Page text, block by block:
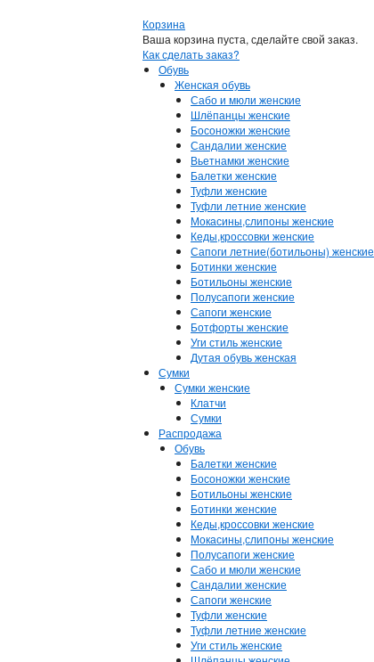
Корзина
Ваша корзина пуста, сделайте свой заказ.
Как сделать заказ?
Обувь
Женская обувь
Сабо и мюли женские
Шлёпанцы женские
Босоножки женские
Сандалии женские
Вьетнамки женские
Балетки женские
Туфли женские
Туфли летние женские
Мокасины,слипоны женские
Кеды,кроссовки женские
Сапоги летние(ботильоны) женские
Ботинки женские
Ботильоны женские
Полусапоги женские
Сапоги женские
Ботфорты женские
Уги стиль женские
Дутая обувь женская
Сумки
Сумки женские
Клатчи
Сумки
Распродажа
Обувь
Балетки женские
Босоножки женские
Ботильоны женские
Ботинки женские
Кеды,кроссовки женские
Мокасины,слипоны женские
Полусапоги женские
Сабо и мюли женские
Сандалии женские
Сапоги женские
Туфли женские
Туфли летние женские
Уги стиль женские